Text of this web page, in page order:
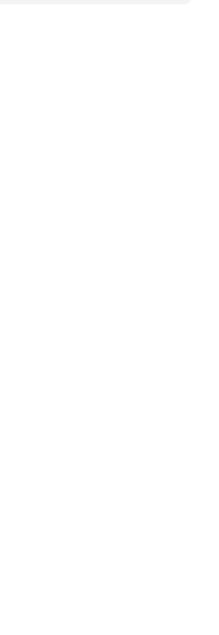
moderno e funcional, este
noite de sono revigorante